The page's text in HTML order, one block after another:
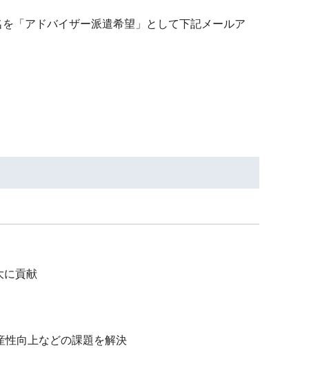
「アドバイザー派遣希望」として下記メールア
に貢献
性向上などの課題を解決